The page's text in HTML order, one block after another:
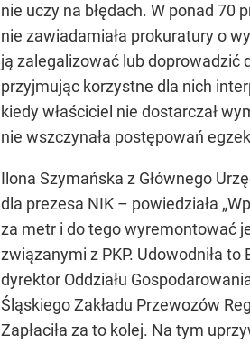
nie uczy na błędach. W ponad
nie zawiadamiała prokuratury o
ją zalegalizować lub doprowadzić
przyjmując korzystne dla nich
kiedy właściciel nie dostarczał
nie wszczynała postępowań
Ilona Szymańska z Głównego
dla prezesa NIK – powiedziała
za metr i do tego wyremontować
związanymi z PKP. Udowodniła
dyrektor Oddziału
Śląskiego Zakładu Przewozów
Zapłaciła za to kolej. Na tym